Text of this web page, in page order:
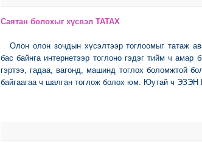
Саятан болохыг хүсвэл ТАТАX
Олон олон зочдын хүсэлтээр тоглоомыг татаж
бас байнга интернетээр тоглоно гэдэг тийм ч
гэртээ, гадаа, вагонд, машинд тоглохболомжтой
байгаагаа ч шалган тоглож болох юм. Юутай ч ЭЗЭН